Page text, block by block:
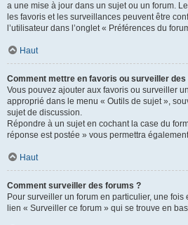
a une mise à jour dans un sujet ou un forum.
les favoris et les surveillances peuvent être
l’utilisateur dans l’onglet « Préférences du
Haut
Comment mettre en favoris ou surveiller des
Vous pouvez ajouter aux favoris ou surveiller
approprié dans le menu « Outils de sujet »,
sujet de discussion.
Répondre à un sujet en cochant la case du
réponse est postée » vous permettra
Haut
Comment surveiller des forums ?
Pour surveiller un forum en particulier, une
lien « Surveiller ce forum » qui se trouve en